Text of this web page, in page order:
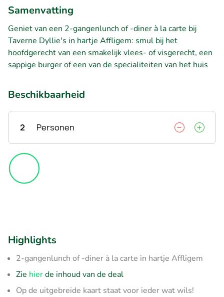
Samenvatting
Geniet van een 2-gangenlunch of -diner à la carte bij
Taverne Dyllie's in hartje Affligem: smul bij het
hoofdgerecht van een smakelijk vlees- of visgerecht, een
sappige burger of een van de specialiteiten van het huis
Beschikbaarheid
2 Personen
Highlights
2-gangenlunch of -diner à la carte in hartje Affligem
Zie hierde inhoud van de deal
Op de uitgebreide kaart staat voor ieder wat wils!